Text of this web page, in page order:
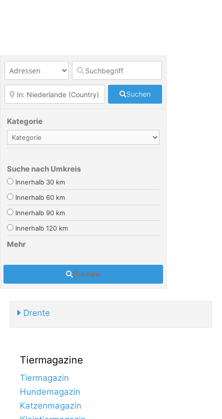
Suchen
Kategorie
Suche nach Umkreis
Innerhalb 30 km
Innerhalb 60 km
Innerhalb 90 km
Innerhalb 120 km
Mehr
Suchen
Drente
Tiermagazine
Tiermagazin
Hundemagazin
Katzenmagazin